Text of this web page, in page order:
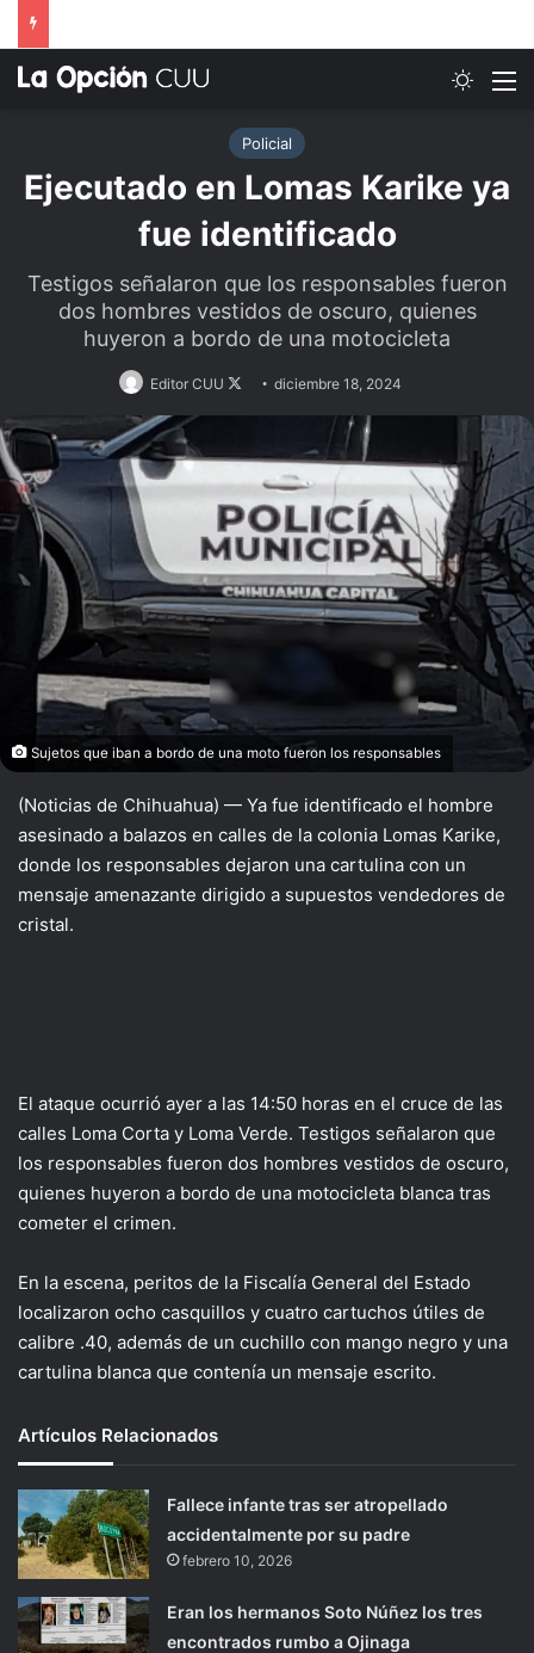
Policial
Ejecutado en Lomas Karike ya
fue identificado
Testigos señalaron que los responsables fueron
dos hombres vestidos de oscuro, quienes
huyeron a bordo de una motocicleta
Editor CUU
Follow
on
diciembre 18, 2024
Sujetos que iban a bordo de una moto fueron los responsables
(Noticias de Chihuahua) — Ya fue identificado el hombre
asesinado a balazos en calles de la colonia Lomas Karike,
donde los responsables dejaron una cartulina con un
mensaje amenazante dirigido a supuestos vendedores de
cristal.
El ataque ocurrió ayer a las 14:50 horas en el cruce de las
calles Loma Corta y Loma Verde. Testigos señalaron que
los responsables fueron dos hombres vestidos de oscuro,
quienes huyeron a bordo de una motocicleta blanca tras
cometer el crimen.
En la escena, peritos de la Fiscalía General del Estado
localizaron ocho casquillos y cuatro cartuchos útiles de
calibre .40, además de un cuchillo con mango negro y una
cartulina blanca que contenía un mensaje escrito.
Artículos Relacionados
Fallece infante tras ser atropellado
accidentalmente por su padre
febrero 10, 2026
Eran los hermanos Soto Núñez los tres
encontrados rumbo a Ojinaga